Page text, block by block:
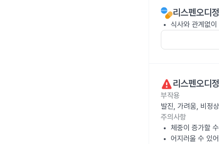
리스펜오디
식사와 관계없
리스펜오디
부작용
발진, 가려움, 비정
주의사항
체중이 증가할
어지러울 수 있